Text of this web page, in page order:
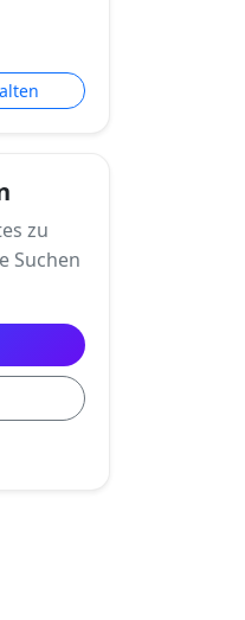
zu
Suchen